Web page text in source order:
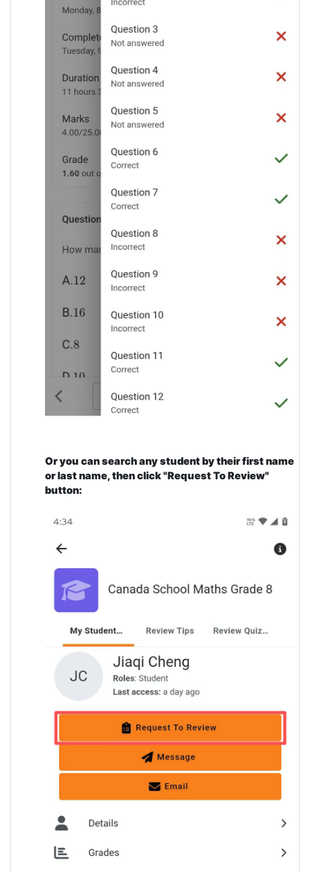
Oryou can search any student by their first name
or last name, then click "Request To Review"
button: